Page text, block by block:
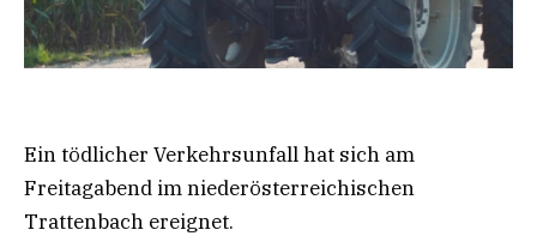
Ein tödlicher Verkehrsunfall hat sich am
Freitagabend im niederösterreichischen
Trattenbach ereignet.